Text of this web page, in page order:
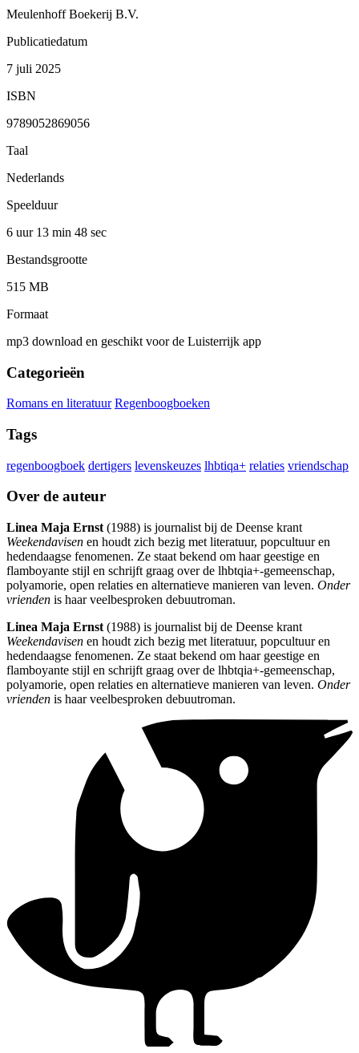
Meulenhoff Boekerij B.V.
Publicatiedatum
7 juli 2025
ISBN
9789052869056
Taal
Nederlands
Speelduur
6 uur 13 min 48 sec
Bestandsgrootte
515 MB
Formaat
mp3 download en geschikt voor de Luisterrijk app
Categorieën
Romans en literatuur Regenboogboeken
Tags
regenboogboek dertigers levenskeuzes lhbtiqa+ relaties vriendschap
Over de auteur
Linea Maja Ernst (1988) is journalist bij de Deense krant
Weekendavisen en houdt zich bezig met literatuur, popcultuur en
hedendaagse fenomenen. Ze staat bekend om haar geestige en
flamboyante stijl en schrijft graag over de lhbtqia+-gemeenschap,
polyamorie, open relaties en alternatieve manieren van leven. Onder
vrienden is haar veelbesproken debuutroman.
Linea Maja Ernst (1988) is journalist bij de Deense krant
Weekendavisen en houdt zich bezig met literatuur, popcultuur en
hedendaagse fenomenen. Ze staat bekend om haar geestige en
flamboyante stijl en schrijft graag over de lhbtqia+-gemeenschap,
polyamorie, open relaties en alternatieve manieren van leven. Onder
vrienden is haar veelbesproken debuutroman.